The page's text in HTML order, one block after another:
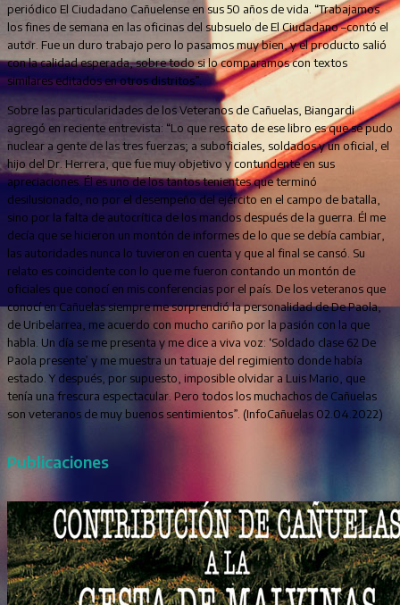
periódico El Ciudadano Cañuelense en sus 50 años de vida. “Trabajamos
los fines de semana en las oficinas del subsuelo de El Ciudadano –contó el
autor. Fue un duro trabajo pero lo pasamos muy bien, y el producto salió
con la calidad esperada, sobre todo si lo comparamos con textos
similares editados en otros distritos”.
Sobre las particularidades de los Veteranos de Cañuelas, Biangardi
agregó en reciente entrevista: “Lo que rescato de ese libro es que se pudo
nuclear a gente de las tres fuerzas; a suboficiales, soldados y un oficial, el
hijo del Dr. Herrera, que fue muy objetivo y contundente en sus
apreciaciones. Él es uno de los tantos tenientes que terminó
desilusionado, no por el desempeño del ejército en el campo de batalla,
sino por la falta de autocrítica de los mandos después de la guerra. Él me
decía que se hicieron un montón de informes de lo que se debía cambiar,
las autoridades nunca lo tuvieron en cuenta y que al final se cansó. Su
relato es coincidente con lo que me fueron contando un montón de
oficiales que conocí en mis conferencias por el país. De los veteranos que
conocí en Cañuelas siempre me sorprendió la personalidad de De Paola,
de Uribelarrea, me acuerdo con mucho cariño por la pasión con la que
habla. Un día se me presenta y me dice a viva voz: ‘Soldado clase 62 De
Paola presente’ y me muestra un tatuaje del regimiento donde había
estado. Y después, por supuesto, imposible olvidar a Luis Mario, que
tenía una frescura espectacular. Pero todos los muchachos de Cañuelas
son veteranos de muy buenos sentimientos”. (InfoCañuelas 02.04.2022)
Publicaciones